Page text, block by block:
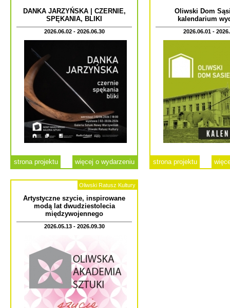
DANKA JARZYŃSKA | CZERNIE,
SPĘKANIA, BLIKI
2026.06.02 - 2026.06.30
strona projektu więcej o wydarzeniu
Oliwski Dom
kalendarium
2026.06.01 -
strona projektu
Oliwski Ratusz Kultury
Artystyczne szycie, inspirowane
modą lat dwudziestolecia
międzywojennego
2026.05.13 - 2026.09.30